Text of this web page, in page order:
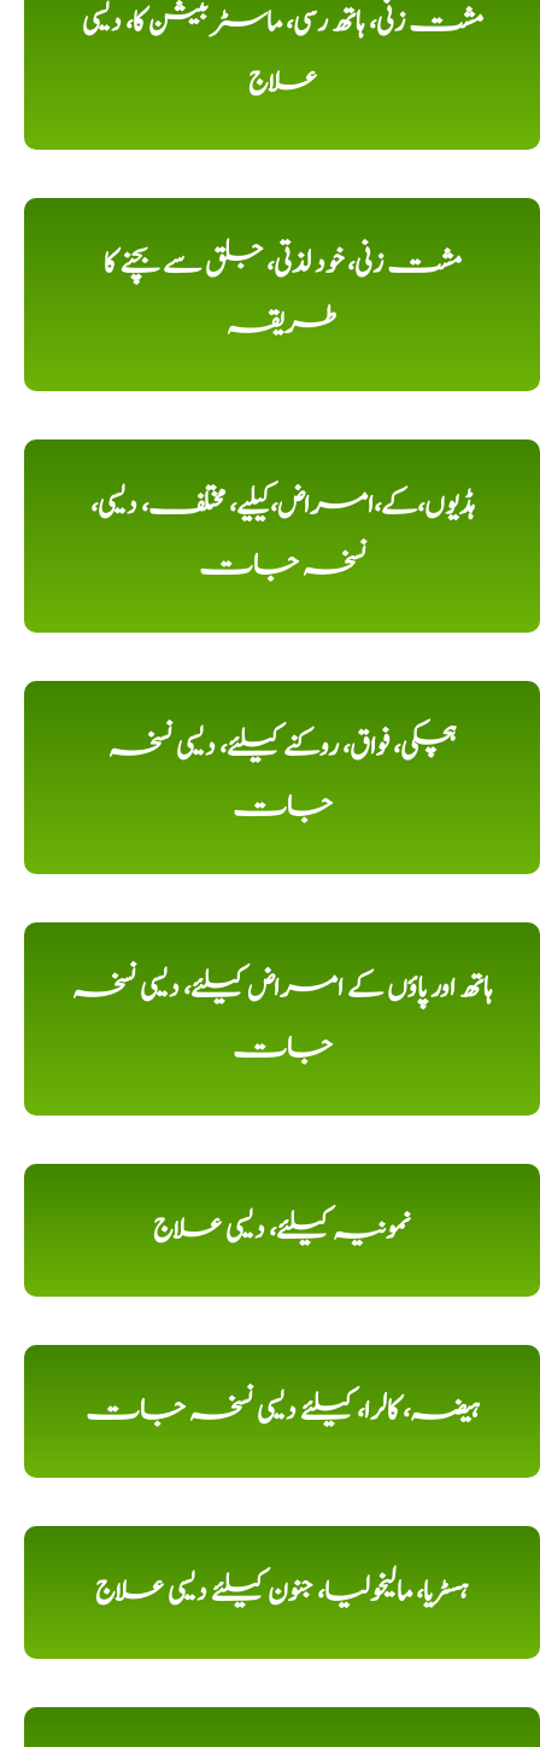
مشت زنی، ہاتھ رسی، ماسٹر بیشن کا، دیسی
علاج
مشت زنی، خود لذتی، جلق سے بچنے کا
طریقہ
ہڈیوں،کے،امراض،کیلیے، مختلف، دیسی،
نسخہ جات
ہچکی، فواق، روکنے کیلئے، دیسی نسخہ
جات
ہاتھ اور پاؤں کے امراض کیلئے، دیسی نسخہ
جات
نمونیہ کیلئے، دیسی علاج
ہیضہ، کالرا، کیلئے دیسی نسخہ جات
ہسٹریا، مالیخولیا، جنون کیلئے دیسی علاج